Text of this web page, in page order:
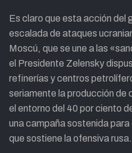
Es claro que esta acción del
escalada de ataques
Moscú, que se une a las
el Presidente Zelensky
refinerías y centros
seriamente la producción de
el entorno del 40 por ciento
una campaña sostenida
que sostiene la ofensiva rusa.